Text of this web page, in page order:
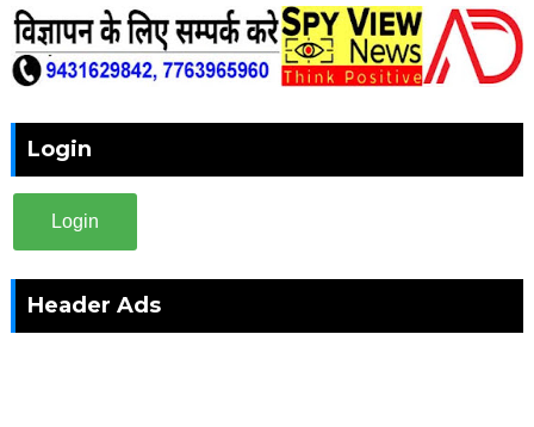
Login
Login
Header Ads